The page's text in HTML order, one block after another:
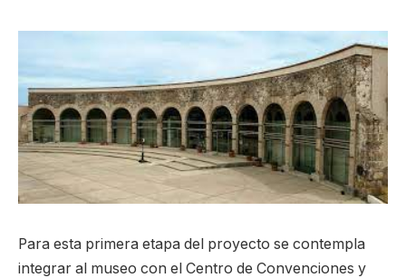
Para esta primera etapa del proyecto se contempla
integrar al museo con el Centro de Convenciones y